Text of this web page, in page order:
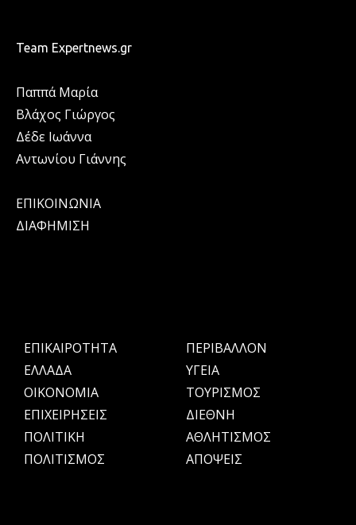
Team Expertnews.gr
Παππά Μαρία
Βλάχος Γιώργος
Δέδε Ιωάννα
Αντωνίου Γιάννης
ΕΠΙΚΟΙΝΩΝΙΑ
ΔΙΑΦΗΜΙΣΗ
ΕΠΙΚΑΙΡΟΤΗΤΑ
ΕΛΛΑΔΑ
OIKONOMIA
ΕΠΙΧΕΙΡΗΣΕΙΣ
ΠΟΛΙΤΙΚΗ
ΠΟΛΙΤΙΣΜΟΣ
ΠΕΡΙΒΑΛΛΟΝ
ΥΓΕΙΑ
ΤΟΥΡΙΣΜΟΣ
ΔΙΕΘΝΗ
ΑΘΛΗΤΙΣΜΟΣ
ΑΠΟΨΕΙΣ